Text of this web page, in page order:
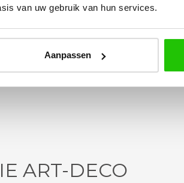
van uw gebruik van hun services.
Aanpassen
is
met totaal 11 mondgeblazen
verpakt geleverd. Wij bevelen dit
bedrijf zeker aan!
ART-DECO